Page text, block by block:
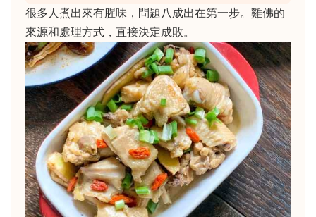
很多人煮出來有腥味，問題八成出在第一步。雞佛的
來源和處理方式，直接決定成敗。